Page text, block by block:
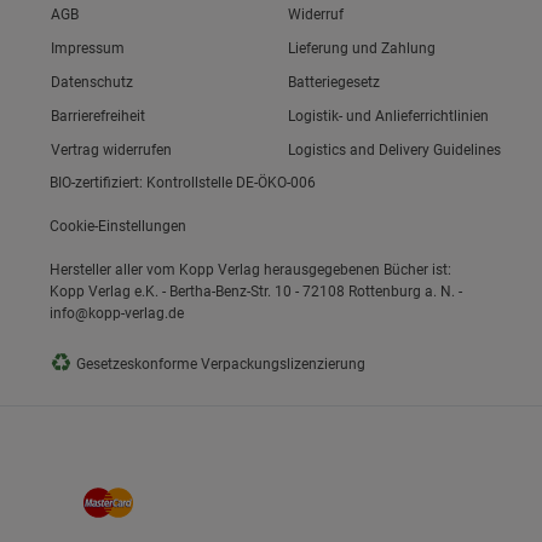
Link zum/zur
AGB
Link zum/zur
Impressum
Link zum/zur
Datenschutz
Link zum/zur
Barrierefreiheit
Vertrag widerrufen
Widerruf
Lieferung und Zahlung
Batteriegesetz
Logistik- und Anlieferrichtlinien
Logistics and Delivery Guidelines
BIO-zertifiziert: Kontrollstelle DE-ÖKO-006
Cookie-Einstellungen
Hersteller aller vom Kopp Verlag herausgegebenen Bücher ist:
Kopp Verlag e.K. - Bertha-Benz-Str. 10 - 72108 Rottenburg a. N. -
info@kopp-verlag.de
♻ Gesetzeskonforme Verpackungslizenzierung
Gruppe